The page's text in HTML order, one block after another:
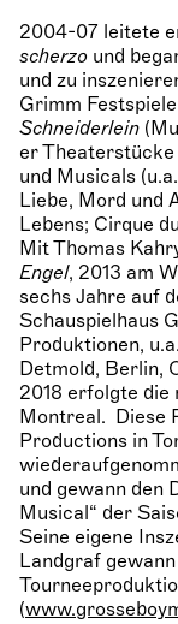
2004-07 leitete
scherzo und
und zu
Grimm
Schneiderlein
er Theaterstücke
und Musicals
Liebe, Mord und
Lebens; Cirque
Mit Thomas
Engel, 2013 am
sechs Jahre auf
Schauspielhaus
Produktionen,
Detmold, Berlin,
2018 erfolgte
Montreal. Diese
Productions in
und gewann den
Musical“ der
Seine eigene
Landgraf
(